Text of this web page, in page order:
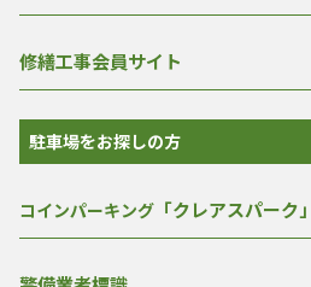
修繕工事会員サイト
駐車場をお探しの方
コインパーキング 「クレアスパーク」